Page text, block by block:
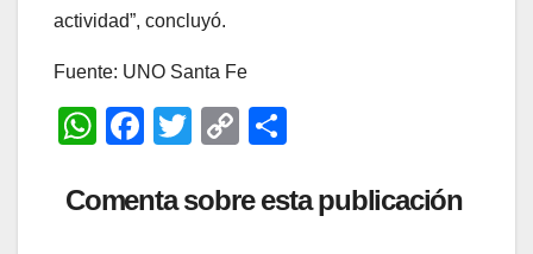
actividad”, concluyó.
Fuente: UNO Santa Fe
W
at
F
c
T
tt
C
p
m
Comenta sobre esta publicación